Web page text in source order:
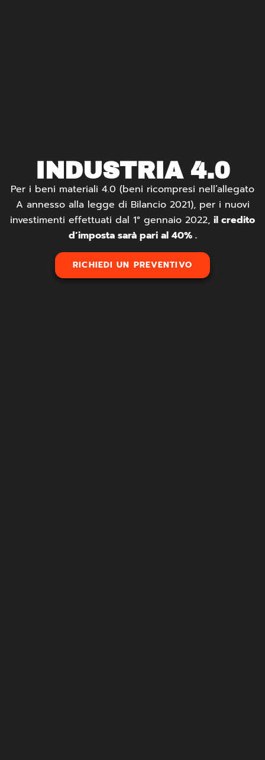
INDUSTRIA 4.0
Per i beni materiali 4.0 (beni ricompresi nell’allegato
A annesso alla legge di Bilancio 2021), per i nuovi
investimenti effettuati dal 1° gennaio 2022, il credito
d’imposta sarà pari al 40% .
RICHIEDI UN PREVENTIVO